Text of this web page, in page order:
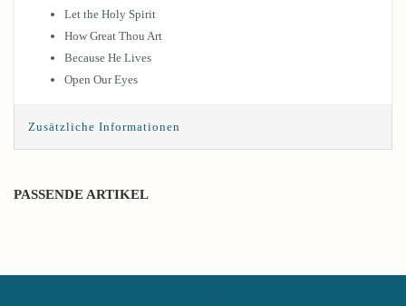
Let the Holy Spirit
How Great Thou Art
Because He Lives
Open Our Eyes
Zusätzliche Informationen
PASSENDE ARTIKEL